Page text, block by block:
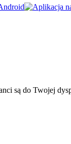
są do Twojej